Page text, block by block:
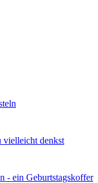
vielleicht denkst
- ein Geburtstagskoffer